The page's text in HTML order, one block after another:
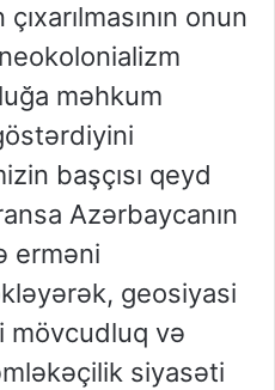
onun
məhkum
başçısı qeyd
Azərbaycanın
erməni
geosiyasi
mövcudluq və
siyasəti